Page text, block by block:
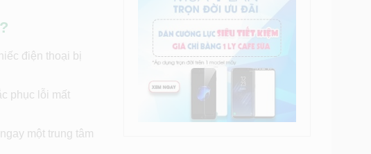
điện thoại bị
phục lỗi mất
một trung tâm